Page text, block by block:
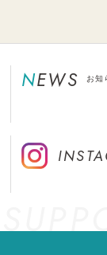
NEWS お知